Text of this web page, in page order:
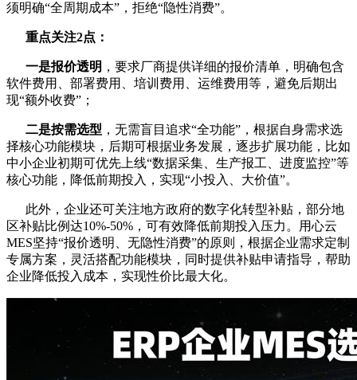
须明确“全周期成本”，拒绝“隐性消费”。
重点关注2点：
一是报价透明 ，要求厂商提供详细的报价清单，明确包含
软件费用、部署费用、培训费用、运维费用等，避免后期出
现“额外收费”；
二是按需选型 ，无需盲目追求“全功能”，根据自身需求选
择核心功能模块，后期可根据业务发展，逐步扩展功能，比如
中小企业初期可优先上线“数据采集、生产报工、进度监控”等
核心功能，降低前期投入，实现“小投入、大价值”。
此外，企业还可关注地方政府的数字化转型补贴，部分地
区补贴比例达10%-50%，可有效降低前期投入压力。用心云
MES坚持“报价透明、无隐性消费”的原则，根据企业需求定制
专属方案，灵活搭配功能模块，同时提供补贴申请指导，帮助
企业降低投入成本，实现性价比最大化。